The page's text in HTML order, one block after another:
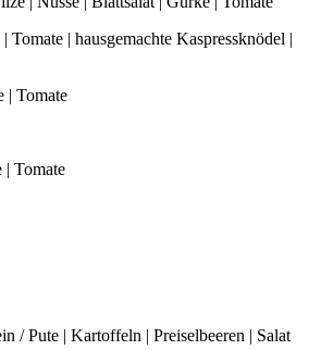
Tomate | hausgemachte Kaspressknödel |
| Tomate
| Tomate
/ Pute | Kartoffeln | Preiselbeeren | Salat